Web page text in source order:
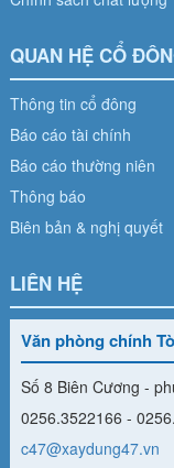
QUAN HỆ CỔ
Thông tin cổ đông
Báo cáo tài chính
Báo cáo thường niên
Thông báo
Biên bản & nghị quyết
LIÊN HỆ
Văn phòng chính
Số 8 Biên Cương -
0256.3522166 -
c47@xaydung47.vn